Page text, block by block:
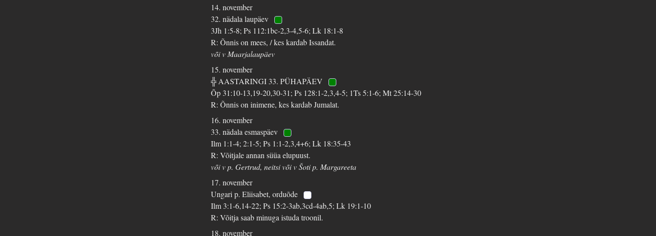
14. november
32. nädala laupäev
3Jh 1:5-8; Ps 112:1bc-2,3-4,5-6; Lk 18:1-8
R: Õnnis on mees, / kes kardab Issandat.
või v Maarjalaupäev
15. november
╬ AASTARINGI 33. PÜHAPÄEV
Õp 31:10-13,19-20,30-31; Ps 128:1-2,3,4-5; 1Ts 5:1-6; Mt 25:14-30
R: Õnnis on inimene, kes kardab Jumalat.
16. november
33. nädala esmaspäev
Ilm 1:1-4; 2:1-5; Ps 1:1-2,3,4+6; Lk 18:35-43
R: Võitjale annan süüa elupuust.
või v p. Gertrud, neitsi või v Šoti p. Margareeta
17. november
Ungari p. Eliisabet, orduõde
Ilm 3:1-6,14-22; Ps 15:2-3ab,3cd-4ab,5; Lk 19:1-10
R: Võitja saab minuga istuda troonil.
18. november